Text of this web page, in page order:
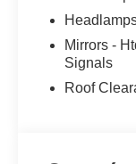
Mirrors -
Signals
Roof